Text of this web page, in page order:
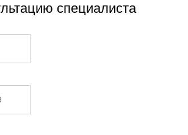
специалиста